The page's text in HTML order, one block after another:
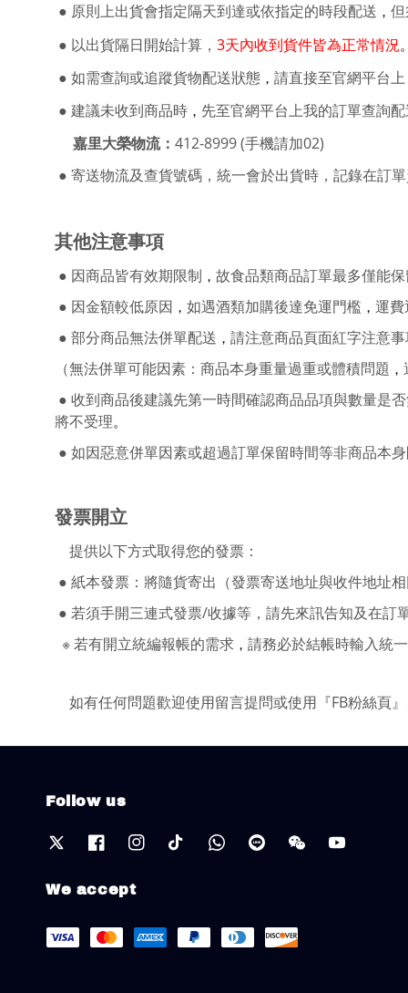
● 原則上出貨會指定隔天到達或依指定的時段配送 ，
● 以出貨隔日開始計算 ， 3天內收到貨件皆為正常情況
● 如需查詢或追蹤貨物配送狀態 ， 請直接至官網平台
● 建議未收到商品時 ， 先至官網平台上我的訂單查詢
嘉里大榮物流： 412-8999 (手機請加02)
● 寄送物流及查貨號碼 ，統一會於出貨時 ， 記錄在訂
其他注意事項
● 因商品皆有效期限制 ， 故食品類商品訂單最多僅能
● 因金額較低原因 ， 如遇酒類加購後達免運門檻 ， 運
● 部分商品無法併單配送 ， 請注意商品頁面紅字注意
（無法併單可能因素：商品本身重量過重或體積問題 ，
● 收到商品後建議先第一時間確認商品品項與數量是
將不受理。
● 如因惡意併單因素或超過訂單保留時間等非商品本
發票開立
提供以下方式取得您的發票：
● 紙本發票：將隨貨寄出（發票寄送地址與收件地址
● 若須手開三連式發票/收據等，請先來訊告知及在訂
※ 若有開立統編報帳的需求 ， 請務必於結帳時輸入統
如有任何問題歡迎使用留言提問或使用『FB粉絲頁』
Follow us
We accept